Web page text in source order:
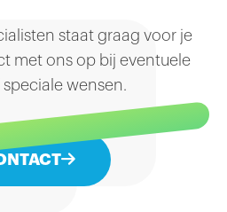
staat graag voor je
met ons op bij eventuele
wensen.